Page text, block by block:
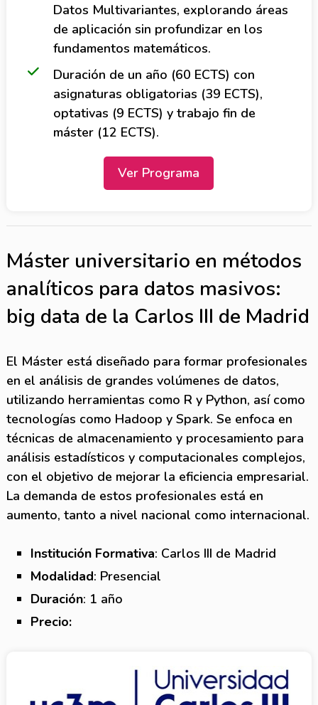
Datos Multivariantes, explorando áreas
de aplicación sin profundizar en los
fundamentos matemáticos.
Duración de un año (60 ECTS) con
asignaturas obligatorias (39 ECTS),
optativas (9 ECTS) y trabajo fin de
máster (12 ECTS).
Ver Programa
Máster universitario en métodos
analíticos para datos masivos:
big data de la Carlos III de Madrid
El Máster está diseñado para formar profesionales
en el análisis de grandes volúmenes de datos,
utilizando herramientas como R y Python, así como
tecnologías como Hadoop y Spark. Se enfoca en
técnicas de almacenamiento y procesamiento para
análisis estadísticos y computacionales complejos,
con el objetivo de mejorar la eficiencia empresarial.
La demanda de estos profesionales está en
aumento, tanto a nivel nacional como internacional.
Institución Formativa: Carlos III de Madrid
Modalidad: Presencial
Duración: 1 año
Precio: